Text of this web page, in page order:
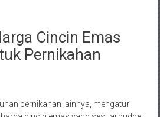
Cincin Emas
Pernikahan
pernikahan lainnya, mengatur